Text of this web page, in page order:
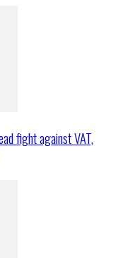
fight against VAT,